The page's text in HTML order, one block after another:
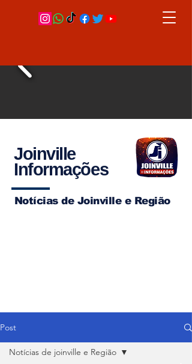
Joinville
Informações
Notícias de Joinville e Região
Post
Notícias de joinville e Região